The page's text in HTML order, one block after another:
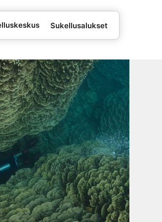
Sukellusalukset